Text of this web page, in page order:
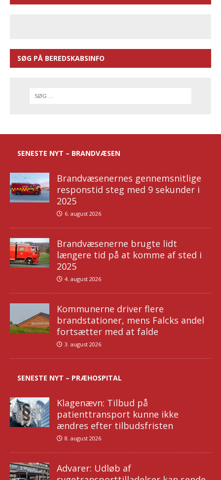
SØG PÅ BEREDSKABSINFO
SENESTE NYT – BRANDVÆSEN
Brandvæsenernes gennemsnitlige
responstid steg med 9 sekunder i
2025
6. august 2026
Brandvæsenerne brugte lidt
længere tid på at komme af sted i
2025
4. august 2026
Kommunerne driver flere
brandstationer, mens Falcks andel
fortsætter med at falde
3. august 2026
SENESTE NYT – PRÆHOSPITAL
Klagenævn: Tilbud på
patienttransport kunne ikke
ændres efter tilbudsfristen
8. august 2026
Advarer: Udløb af